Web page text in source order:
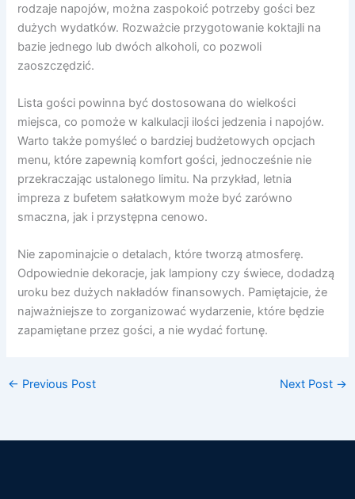
rodzaje napojów, można zaspokoić potrzeby gości bez
dużych wydatków. Rozważcie przygotowanie koktajli na
bazie jednego lub dwóch alkoholi, co pozwoli
zaoszczędzić.
Lista gości powinna być dostosowana do wielkości
miejsca, co pomoże w kalkulacji ilości jedzenia i napojów.
Warto także pomyśleć o bardziej budżetowych opcjach
menu, które zapewnią komfort gości, jednocześnie nie
przekraczając ustalonego limitu. Na przykład, letnia
impreza z bufetem sałatkowym może być zarówno
smaczna, jak i przystępna cenowo.
Nie zapominajcie o detalach, które tworzą atmosferę.
Odpowiednie dekoracje, jak lampiony czy świece, dodadzą
uroku bez dużych nakładów finansowych. Pamiętajcie, że
najważniejsze to zorganizować wydarzenie, które będzie
zapamiętane przez gości, a nie wydać fortunę.
← Previous Post Next Post →